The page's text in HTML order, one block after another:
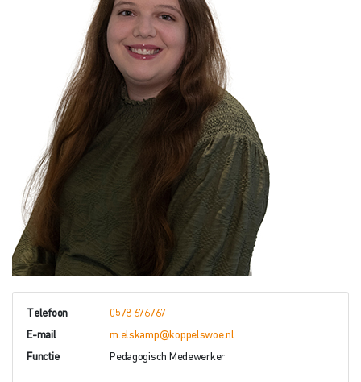
Telefoon 0578 676767
E-mail m.elskamp@koppelswoe.nl
Functie Pedagogisch Medewerker